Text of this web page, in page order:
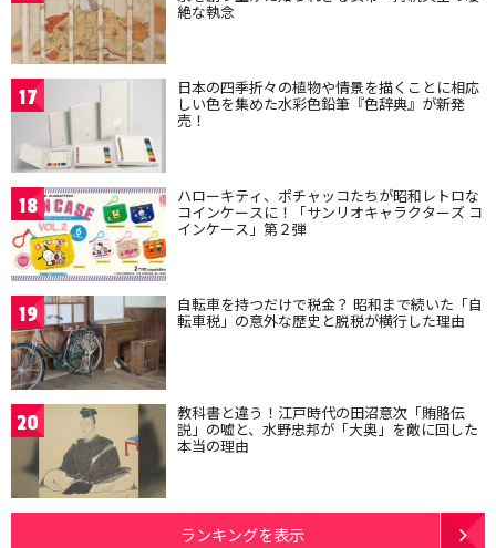
絶な執念
17 日本の四季折々の植物や情景を描くことに相応
しい色を集めた水彩色鉛筆『色辞典』が新発
売！
18 ハローキティ、ポチャッコたちが昭和レトロな
コインケースに！「サンリオキャラクターズ コ
インケース」第２弾
19 自転車を持つだけで税金？ 昭和まで続いた「自
転車税」の意外な歴史と脱税が横行した理由
20 教科書と違う！江戸時代の田沼意次「賄賂伝
説」の嘘と、水野忠邦が「大奥」を敵に回した
本当の理由
ランキングを表示